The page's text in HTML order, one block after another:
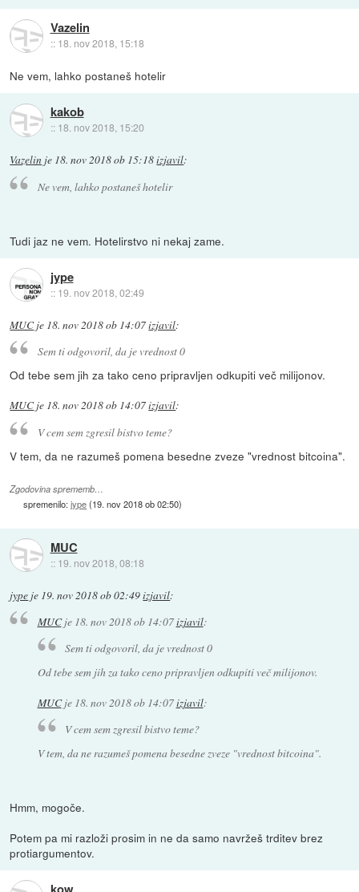
Vazelin
:: 18. nov 2018, 15:18
Ne vem, lahko postaneš hotelir
kakob
:: 18. nov 2018, 15:20
Vazelin je 18. nov 2018 ob 15:18izjavil:
Ne vem, lahko postaneš hotelir
Tudi jaz ne vem. Hotelirstvo ni nekaj zame.
jype
:: 19. nov 2018, 02:49
MUCje 18. nov 2018 ob 14:07izjavil:
Sem ti odgovoril, da je vrednost 0
Od tebe sem jih za tako ceno pripravljen odkupiti več milijonov.
MUCje 18. nov 2018 ob 14:07izjavil:
V cem sem zgresil bistvo teme?
V tem, da ne razumeš pomena besedne zveze "vrednost bitcoina".
Zgodovina sprememb…
spremenilo:jype(19. nov 2018 ob 02:50)
MUC
:: 19. nov 2018, 08:18
jype je 19. nov 2018 ob 02:49izjavil:
MUCje 18. nov 2018 ob 14:07izjavil:
Sem ti odgovoril, da je vrednost 0
Od tebe sem jih za tako ceno pripravljen odkupiti več milijonov.
MUCje 18. nov 2018 ob 14:07izjavil:
V cem sem zgresil bistvo teme?
V tem, da ne razumeš pomena besedne zveze "vrednost bitcoina".
Hmm, mogoče.
Potem pa mi razloži prosim in ne da samo navržeš trditev brez
protiargumentov.